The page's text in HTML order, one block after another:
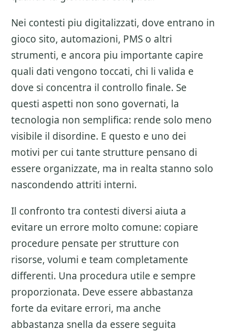
Nei contesti piu digitalizzati, dove entrano in
gioco sito, automazioni, PMS o altri
strumenti, e ancora piu importante capire
quali dati vengono toccati, chi li valida e
dove si concentra il controllo finale. Se
questi aspetti non sono governati, la
tecnologia non semplifica: rende solo meno
visibile il disordine. E questo e uno dei
motivi per cui tante strutture pensano di
essere organizzate, ma in realta stanno solo
nascondendo attriti interni.
Il confronto tra contesti diversi aiuta a
evitare un errore molto comune: copiare
procedure pensate per strutture con
risorse, volumi e team completamente
differenti. Una procedura utile e sempre
proporzionata. Deve essere abbastanza
forte da evitare errori, ma anche
abbastanza snella da essere seguita